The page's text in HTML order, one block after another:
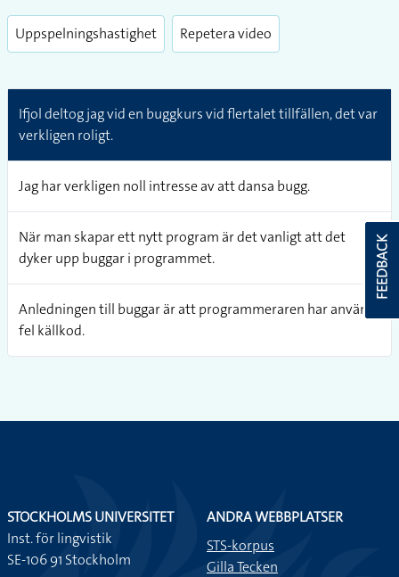
Uppspelningshastighet Repetera video
Ifjol deltog jag vid en buggkurs vid flertalet tillfällen, det var
verkligen roligt.
Jag har verkligen noll intresse av att dansa bugg.
När man skapar ett nytt program är det vanligt att det
dyker upp buggar i programmet.
Anledningen till buggar är att programmeraren har använt
fel källkod.
FEEDBACK
STOCKHOLMS UNIVERSITET
Inst. för lingvistik
SE-106 91 Stockholm
ANDRA WEBBPLATSER
STS-korpus
Gilla Tecken